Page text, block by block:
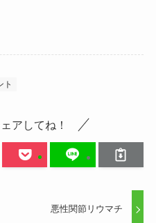
ト
アしてね！
悪性関節リウマチ